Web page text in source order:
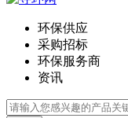
环保供应
采购招标
环保服务商
资讯